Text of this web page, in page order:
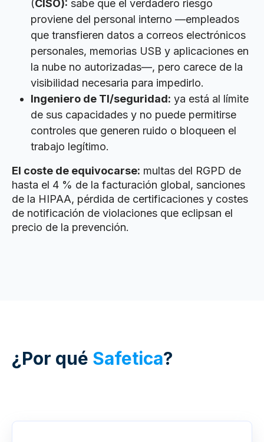
(CISO): sabe que el verdadero riesgo
proviene del personal interno —empleados
que transfieren datos a correos electrónicos
personales, memorias USB y aplicaciones en
la nube no autorizadas—, pero carece de la
visibilidad necesaria para impedirlo.
Ingeniero de TI/seguridad: ya está al límite
de sus capacidades y no puede permitirse
controles que generen ruido o bloqueen el
trabajo legítimo.
El coste de equivocarse: multas del RGPD de
hasta el 4 % de la facturación global, sanciones
de la HIPAA, pérdida de certificaciones y costes
de notificación de violaciones que eclipsan el
precio de la prevención.
¿Por qué Safetica?